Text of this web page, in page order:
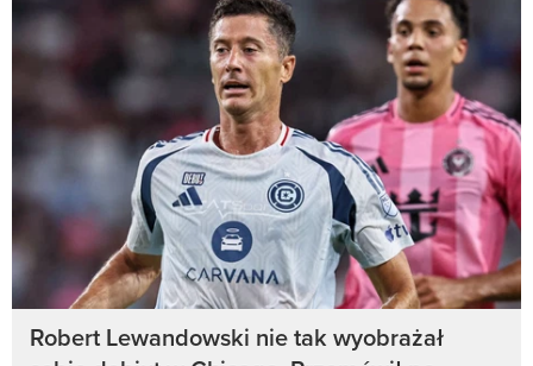
Robert Lewandowski nie tak wyobrażał